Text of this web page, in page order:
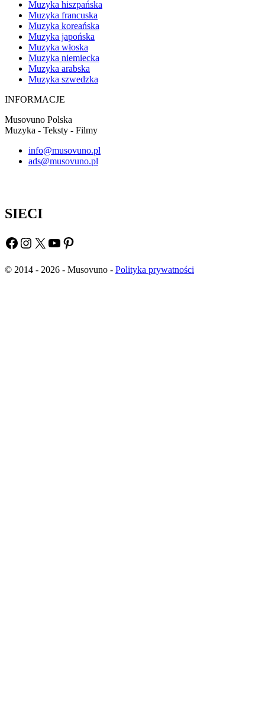
Muzyka hiszpańska
Muzyka francuska
Muzyka koreańska
Muzyka japońska
Muzyka włoska
Muzyka niemiecka
Muzyka arabska
Muzyka szwedzka
INFORMACJE
Musovuno Polska
Muzyka - Teksty - Filmy
info@musovuno.pl
ads@musovuno.pl
SIECI
Facebook
Instagram
X YouTube
Pinterest
© 2014 - 2026 - Musovuno - Polityka prywatności